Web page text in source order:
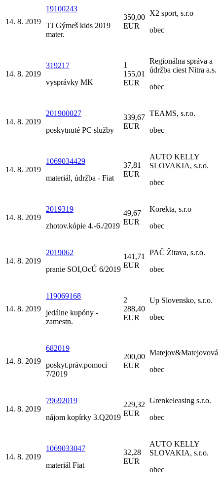
14. 8. 2019
19100243
TJ Gýmeš kids 2019
mater.
350,00
EUR
X2 sport, s.r.o
obec
14. 8. 2019
319217
vysprávky MK
1
155,01
EUR
Regionálna správa a
údržba ciest Nitra a.s.
obec
14. 8. 2019
201900027
poskytnuté PC služby
339,67
EUR
TEAMS, s.r.o.
obec
14. 8. 2019
1069034429
materiál, údržba - Fiat
37,81
EUR
AUTO KELLY
SLOVAKIA, s.r.o.
obec
14. 8. 2019
2019319
zhotov.kópie 4.-6./2019
49,67
EUR
Korekta, s.r.o
obec
14. 8. 2019
2019062
pranie SOI,OcÚ 6/2019
141,71
EUR
PAČ Žitava, s.r.o.
obec
14. 8. 2019
119069168
jedálne kupóny -
zamestn.
2
288,40
EUR
Up Slovensko, s.r.o.
obec
14. 8. 2019
682019
poskyt.práv.pomoci
7/2019
200,00
EUR
Matejov&Matejovová
obec
14. 8. 2019
79692019
nájom kopírky 3.Q2019
229,32
EUR
Grenkeleasing s.r.o.
obec
14. 8. 2019
1069033047
materiál Fiat
32,28
EUR
AUTO KELLY
SLOVAKIA, s.r.o.
obec